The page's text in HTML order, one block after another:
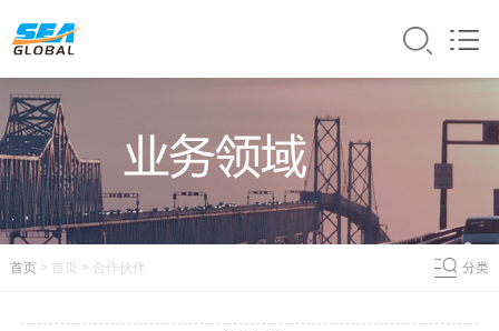
首页> 首页 > 合作伙伴 分类